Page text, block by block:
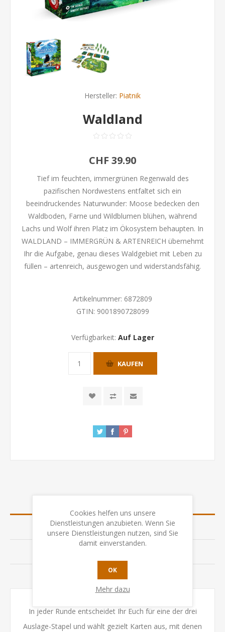
Hersteller: Piatnik
Waldland
CHF 39.90
Tief im feuchten, immergrünen Regenwald des
pazifischen Nordwestens entfaltet sich ein
beeindruckendes Naturwunder: Moose bedecken den
Waldboden, Farne und Wildblumen blühen, während
Lachs und Wolf ihren Platz im Ökosystem behaupten. In
WALDLAND – IMMERGRÜN & ARTENREICH übernehmt
Ihr die Aufgabe, genau dieses Waldgebiet mit Leben zu
füllen – artenreich, ausgewogen und widerstandsfähig.
Artikelnummer: 6872809
GTIN: 9001890728099
Verfügbarkeit: Auf Lager
KAUFEN
SPEZIFIKATION
In jeder Runde entscheidet Ihr Euch für eine der drei
Auslage-Stapel und wählt gezielt Karten aus, mit denen
Cookies helfen uns unsere
Dienstleistungen anzubieten. Wenn Sie
unsere Dienstleistungen nutzen, sind Sie
damit einverstanden.
OK
Mehr dazu